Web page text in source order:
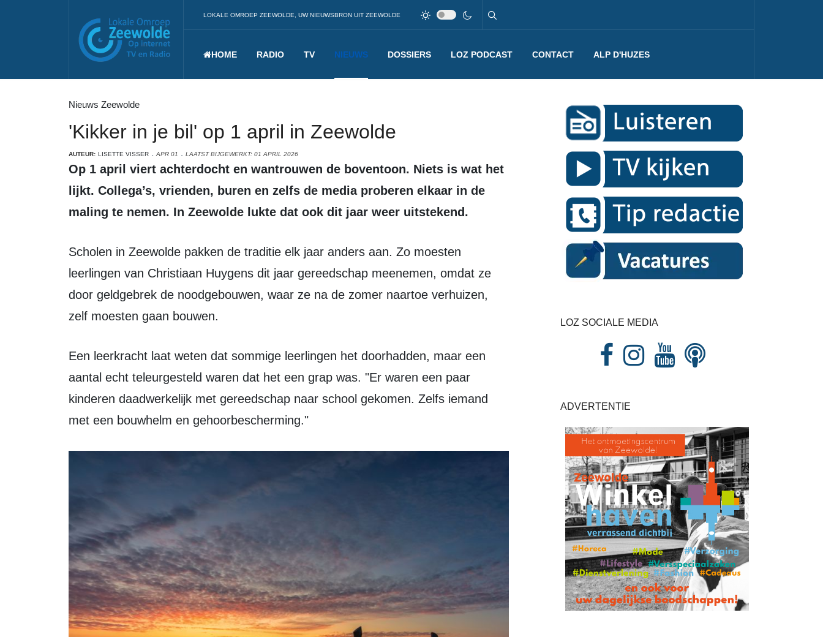
LOKALE OMROEP ZEEWOLDE, UW NIEUWSBRON UIT ZEEWOLDE
HOME RADIO TV NIEUWS DOSSIERS LOZ PODCAST CONTACT ALP D'HUZES
Nieuws Zeewolde
'Kikker in je bil' op 1 april in Zeewolde
AUTEUR: LISETTE VISSER APR 01 LAATST BIJGEWERKT: 01 APRIL 2026
Op 1 april viert achterdocht en wantrouwen de boventoon. Niets is wat het
lijkt. Collega’s, vrienden, buren en zelfs de media proberen elkaar in de
maling te nemen. In Zeewolde lukte dat ook dit jaar weer uitstekend.
Scholen in Zeewolde pakken de traditie elk jaar anders aan. Zo moesten
leerlingen van Christiaan Huygens dit jaar gereedschap meenemen, omdat ze
door geldgebrek de noodgebouwen, waar ze na de zomer naartoe verhuizen,
zelf moesten gaan bouwen.
Een leerkracht laat weten dat sommige leerlingen het doorhadden, maar een
aantal echt teleurgesteld waren dat het een grap was. "Er waren een paar
kinderen daadwerkelijk met gereedschap naar school gekomen. Zelfs iemand
met een bouwhelm en gehoorbescherming."
LOZ SOCIALE MEDIA
ADVERTENTIE